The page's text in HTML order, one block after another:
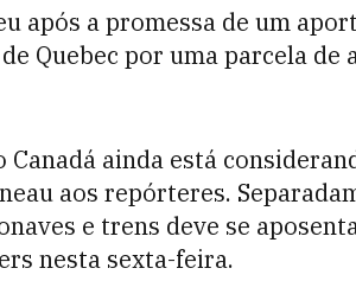
após a promessa de um
Quebec por uma parcela de
Canadá ainda está
aos repórteres.
e trens deve se
nesta sexta-feira.